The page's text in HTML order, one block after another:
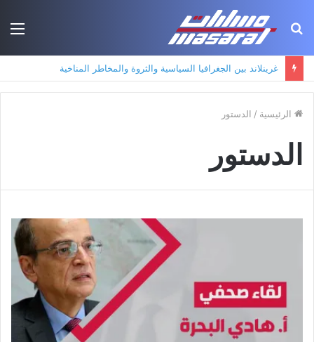
بحث
غرينلاند بين الجغرافيا السياسية والثروة والمخاطر المناخية
الرئيسية / الدستور
الدستور